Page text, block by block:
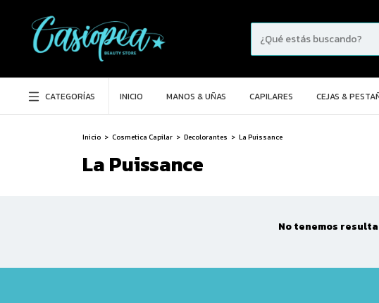
CATEGORÍAS INICIO MANOS & UÑAS CAPILARES CEJAS &
Inicio > Cosmetica Capilar > Decolorantes > La Puissance
La Puissance
No tenemos